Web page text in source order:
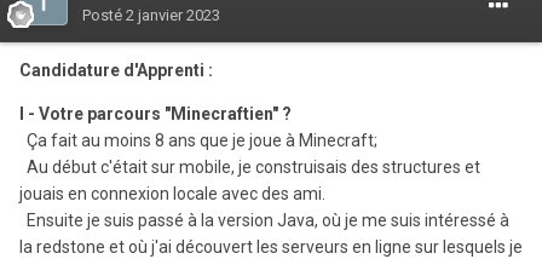
Posté 2 janvier 2023
Candidature d'Apprenti :
I - Votre parcours "Minecraftien" ?
Ça fait au moins 8 ans que je joue à Minecraft;
Au début c'était sur mobile, je construisais des structures et
jouais en connexion locale avec des ami.
Ensuite je suis passé à la version Java, où je me suis intéressé à
la redstone et où j'ai découvert les serveurs en ligne sur lesquels je